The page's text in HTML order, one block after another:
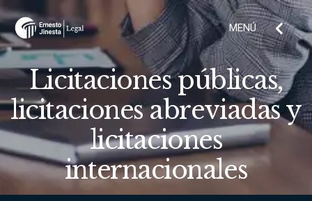
MENÚ
Licitaciones públicas,
licitaciones abreviadas y
licitaciones
internacionales